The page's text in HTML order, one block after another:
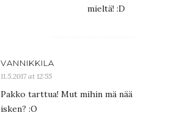
mieltä! :D
VANNIKKILA
11.5.2017 at 12:55
Pakko tarttua! Mut mihin mä nää
isken? :O